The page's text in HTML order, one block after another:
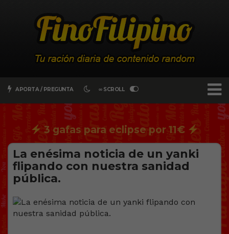
APORTA / PREGUNTA ∞ SCROLL
3 gafas para eclipse por 11€
La enésima noticia de un yanki
flipando con nuestra sanidad
pública.